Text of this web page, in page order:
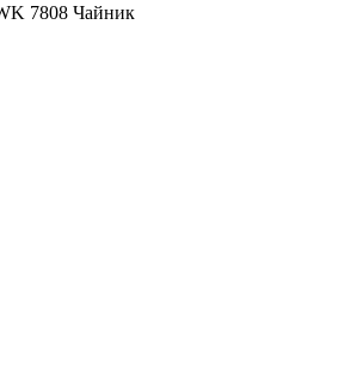
7808 Чайник